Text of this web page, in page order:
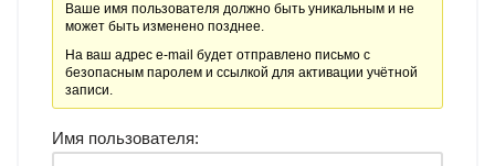
Ваше имя пользователя должно быть уникальным и не
может быть изменено позднее.
На ваш адрес e-mail будет отправлено письмо с
безопасным паролем и ссылкой для активации учётной
записи.
Имя пользователя: